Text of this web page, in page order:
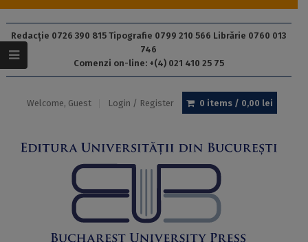
Redacție 0726 390 815 Tipografie 0799 210 566 Librărie 0760 013
746
Comenzi on-line: +(4) 021 410 25 75
Welcome, Guest Login / Register 0 items / 0,00 lei